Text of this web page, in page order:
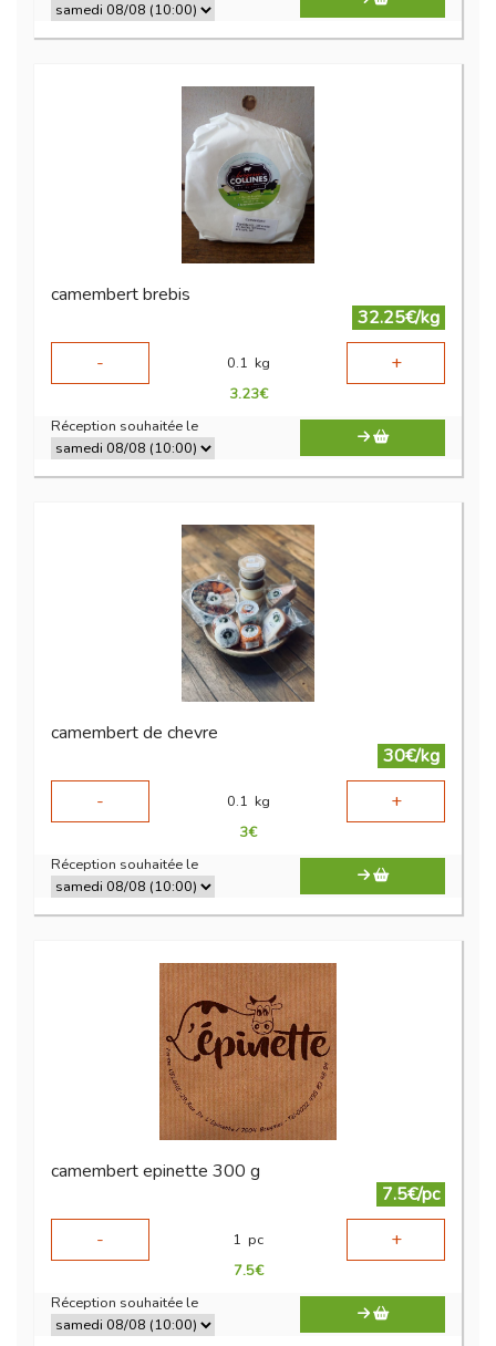
camembert brebis
32.25€/kg
-
0.1 kg +
3.23€
Réception souhaitée le
camembert de chevre
30€/kg
-
0.1 kg +
3€
Réception souhaitée le
camembert epinette 300 g
7.5€/pc
-
1 pc +
7.5€
Réception souhaitée le